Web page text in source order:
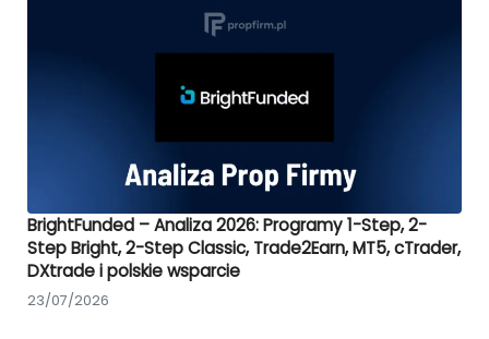
BrightFunded – Analiza 2026: Programy 1-Step, 2-
Step Bright, 2-Step Classic, Trade2Earn, MT5, cTrader,
DXtrade i polskie wsparcie
23/07/2026